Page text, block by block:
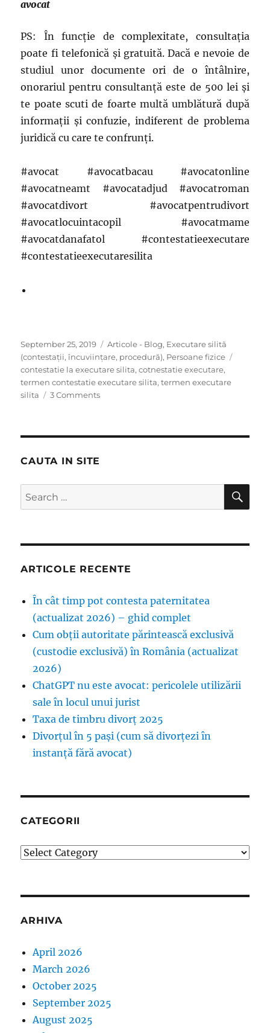
avocat
PS: În funcție de complexitate, consultația
poate fi telefonică și gratuită. Dacă e nevoie de
studiul unor documente ori de o întâlnire,
onorariul pentru consultanță este de 500 lei și
te poate scuti de foarte multă umblătură după
informații și confuzie, indiferent de problema
juridică cu care te confrunți.
#avocat #avocatbacau #avocatonline
#avocatneamt #avocatadjud #avocatroman
#avocatdivort #avocatpentrudivort
#avocatlocuintacopil #avocatmame
#avocatdanafatol #contestatieexecutare
#contestatieexecutaresilita
Posted
on
September 25, 2019 Categories
Articole - Blog, Executare silită
(contestații, încuviințare, procedură), Persoane fizice
contestatie la executare silita,cotnestatie executare,
termen contestatie executare silita,termen executare
silita
3 Commentson
CAUTA IN SITE
Search
for:
ARTICOLE RECENTE
În cât timp pot contesta paternitatea
(actualizat 2026) – ghid complet
Cum obții autoritate părintească exclusivă
(custodie exclusivă) în România (actualizat
2026)
ChatGPT nu este avocat: pericolele utilizării
sale în locul unui jurist
Taxa de timbru divorț 2025
Divorțul în 5 pași (cum să divorțezi în
instanță fără avocat)
CATEGORII
Categorii
ARHIVA
April 2026
March 2026
October 2025
September 2025
August 2025